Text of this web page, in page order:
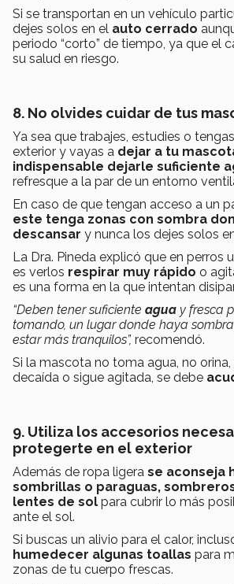
Si se transportan en un vehículo
dejes solos en el auto cerrado
periodo “corto” de tiempo, ya que el
su salud en riesgo.
8. No olvides cuidar de tus
Ya sea que trabajes, estudies o
exterior y vayas a dejar a tu
indispensable dejarle suficiente
refresque a la par de un entorno
En caso de que tengan acceso a un
este tenga zonas con sombra
descansar y nunca los dejes solos
La Dra. Pineda explicó que en perros
es verlos respirar muy rápido o
es una forma en la que intentan
“Deben tener suficiente agua y fresca
tomando, un lugar donde haya
estar más tranquilos”, recomendó.
Si la mascota no toma agua, no
decaída o sigue agitada, se debe
9. Utiliza los accesorios
protegerte en el exterior
Además de ropa ligera se aconseja
sombrillas o paraguas,
lentes de sol para cubrir lo más
ante el sol.
Si buscas un alivio para el calor,
humedecer algunas toallas para
zonas de tu cuerpo frescas.